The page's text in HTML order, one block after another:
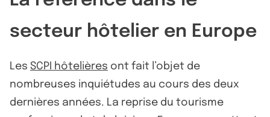
secteur hôtelier en Europe
Les SCPI hôtelières ont fait l’objet de
nombreuses inquiétudes au cours des deux
dernières années. La reprise du tourisme